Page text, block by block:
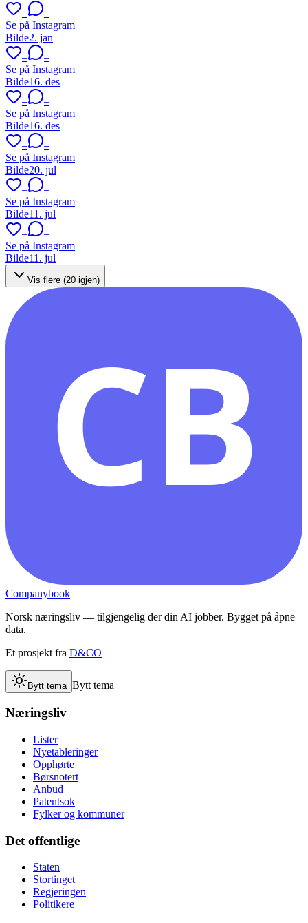
–
–
Se på Instagram
Bilde2. jan
–
–
Se på Instagram
Bilde16. des
–
–
Se på Instagram
Bilde16. des
–
–
Se på Instagram
Bilde20. jul
–
–
Se på Instagram
Bilde11. jul
–
–
Se på Instagram
Bilde11. jul
Vis flere (20 igjen)
CB
Companybook
Norsk næringsliv — tilgjengelig der din AI jobber. Bygget på åpne
data.
Et prosjekt fra D&CO
Bytt tema Bytt tema
Næringsliv
Lister
Nyetableringer
Opphørte
Børsnotert
Anbud
Patentsok
Fylker og kommuner
Det offentlige
Staten
Stortinget
Regjeringen
Politikere